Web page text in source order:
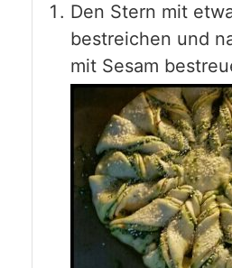
Den Stern mit
bestreichen und
mit Sesam